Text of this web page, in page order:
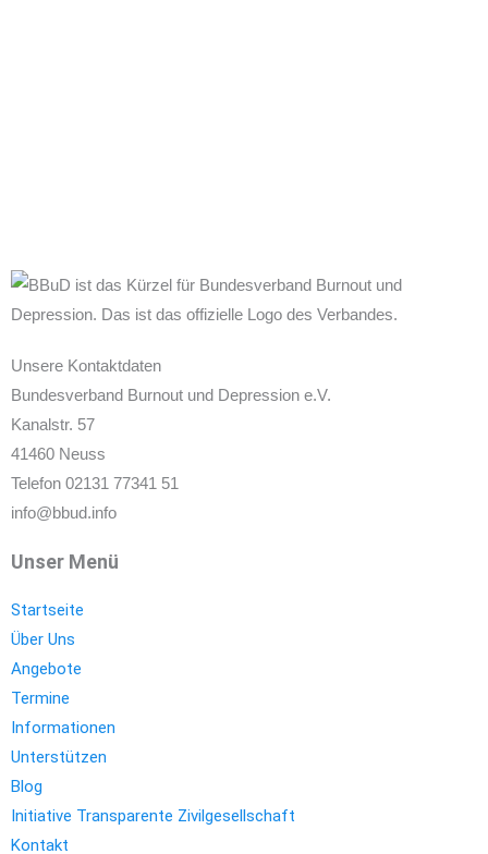
Unsere Kontaktdaten
Bundesverband Burnout und Depression e.V.
Kanalstr. 57
41460 Neuss
Telefon 02131 77341 51
info@bbud.info
Unser Menü
Startseite
Über Uns
Angebote
Termine
Informationen
Unterstützen
Blog
Initiative Transparente Zivilgesellschaft
Kontakt